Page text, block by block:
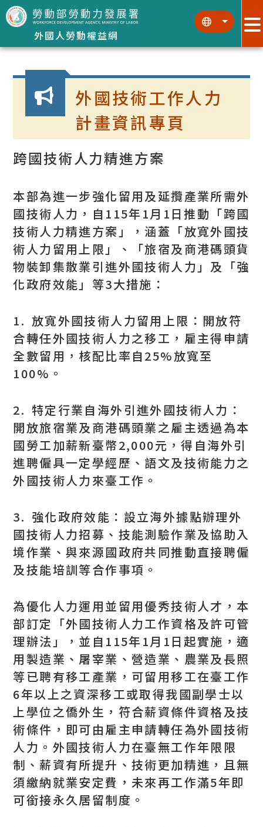
跳到主要內容區塊
外國人勞動權益網
::: :::
:::
外國技術工作人力
計畫資訊專頁
跨國技術人力精進方案
本部為進一步強化留用及延攬產業所需外
國技術人力，自115年1月1日推動「跨國
技術人力精進方案」，涵蓋「放寬外國技
術人力留用上限」、「旅宿及商港碼頭貨
物裝卸集散業引進外國技術人力」及「強
化政府效能」等3大措施：
1. 放寬外國技術人力留用上限：開放符
合轉任外國技術人力之移工，雇主得申請
全數留用，核配比率自25%放寬至
100%。
2. 特定行業自海外引進外國技術人力：
開放旅宿業及商港碼頭業之雇主透過為本
國勞工加薪新臺幣2,000元，得自海外引
進聘僱具一定學經歷、語文及技術能力之
外國技術人力來臺工作。
3. 強化政府效能：設立海外據點辦理外
國技術人力招募、技能測驗作業及協助入
境作業、與來源國政府共同推動直接聘僱
及技能培訓等合作事項。
為優化人力運用並留用優秀技術人才，本
部訂定「外國技術人力工作資格及許可管
理辦法」，並自115年1月1日起實施，適
用製造業、屠宰業、營造業、農業及長照
等已聘有移工產業，可留用移工在臺工作
6年以上之資深移工或取得我國副學士以
上學位之僑外生，符合薪資條件資格及技
術條件，即可由雇主申請轉任為外國技術
人力。外國技術人力在臺無工作年限限
制、薪資有所提升、技術更加精進，且無
須繳納就業安定費，未來再工作滿5年即
可銜接永久居留制度。